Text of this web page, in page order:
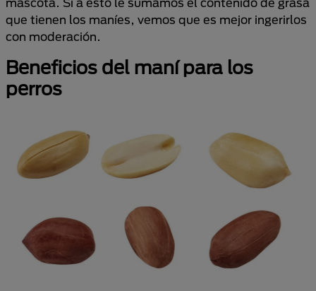
que tienen los maníes, vemos que es mejor ingerirlos
con moderación.
Beneficios del maní para los
perros